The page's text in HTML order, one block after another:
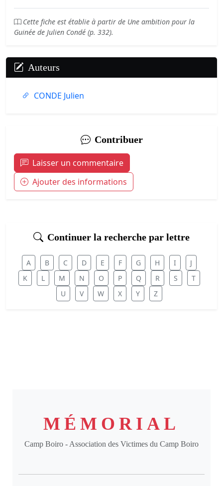
Cette fiche est établie à partir de Une ambition pour la
Guinée de Julien Condé (p. 332).
Auteurs
CONDE Julien
Contribuer
Laisser un commentaire
Ajouter des informations
Continuer la recherche par lettre
A B C D E F G H I
J
K
L M N O P Q R S
T
U
V W X Y Z
MÉMORIAL
Camp Boiro - Association des Victimes du Camp Boiro